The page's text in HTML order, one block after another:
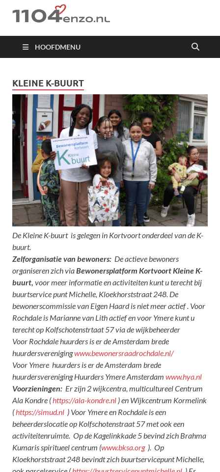
1104 en zo
HOOFDMENU
KLEINE K-BUURT
De Kleine K-buurt is gelegen in Kortvoort onderdeel van de K-
buurt.
Zelforganisatie van bewoners: De actieve bewoners
organiseren zich viaBewonersplatform Kortvoort Kleine K-
buurt, voor meer informatie en activiteiten kunt u terecht bij
buurtservice punt Michelle, Kloekhorststraat 248. De
bewonerscommissie van Eigen Haard is niet meer actief . Voor
Rochdale is Marianne van Lith actief en voor Ymere kunt u
terecht op Kolfschotenstrtaat 57 via de wijkbeheerder
Voor Rochdale huurders is er de Amsterdam brede
huurdersverenigingwww.bewonersraadrochdale.nl/
Voor Ymere huurders is er de Amsterdam brede
huurdersvereniging Huurders Ymere Amsterdam www.hya.nl
Voorzieningen: Er zijn 2 wijkcentra, multicultureel Centrum
Ala Kondre (https://ala-kondre.nl ) en Wijkcentrum Kormelink
(https://simud.nl ) Voor Ymere en Rochdale is een
beheerderslocatie op Kolfschotenstraat 57 met ook een
activiteitenruimte. Op de Kagelinkkade 5 bevind zich Brahma
Kumaris spiritueel centrum (www.bksa.org). Op
Kloekhorststraat 248 bevindt zich buurtservicepunt Michelle,